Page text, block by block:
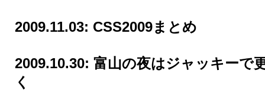
2009.11.03: CSS2009まとめ
2009.10.30: 富山の夜はジャッキーで
く